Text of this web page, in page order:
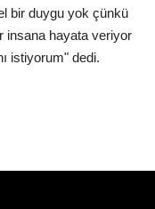
bir duygu yok çünkü
insana hayata veriyor
istiyorum" dedi.